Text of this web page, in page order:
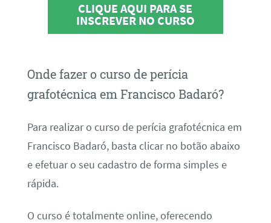
CLIQUE AQUI PARA SE
INSCREVER NO CURSO
Onde fazer o curso de perícia
grafotécnica em Francisco Badaró?
Para realizar o curso de perícia grafotécnica em
Francisco Badaró, basta clicar no botão abaixo
e efetuar o seu cadastro de forma simples e
rápida.
O curso é totalmente online, oferecendo